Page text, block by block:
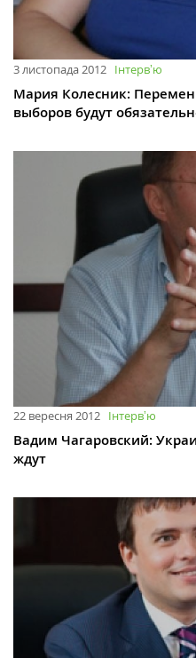
3 листопада 2012 Інтервʼю
Мария Колесник:
выборов будут
22 вересня 2012 Інтервʼю
Вадим Чагаровский:
ждут